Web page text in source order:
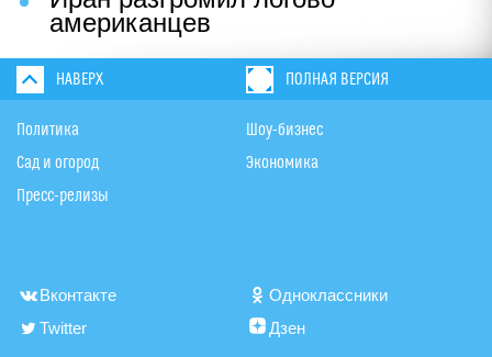
американцев
НАВЕРХ ПОЛНАЯ ВЕРСИЯ
Политика
Сад и огород
Пресс-релизы
Шоу-бизнес
Экономика
Вконтакте
Одноклассники
Twitter
Дзен